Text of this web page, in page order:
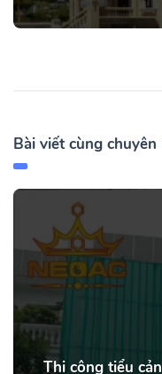
Bài viết cùng chuyên
Thi công tiểu